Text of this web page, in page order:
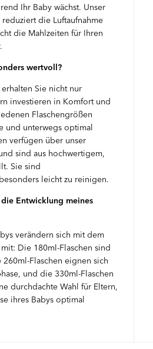
Ihr Baby wächst. Unser
die Luftaufnahme
die Mahlzeiten für Ihren
wertvoll?
Sie nicht nur
investieren in Komfort und
Flaschengrößen
und unterwegs optimal
verfügen über unser
sind aus hochwertigem,
Sie sind
leicht zu reinigen.
Entwicklung meines
verändern sich mit dem
Die 180ml-Flaschen sind
Flaschen eignen sich
und die 330ml-Flaschen
durchdachte Wahl für Eltern,
ihres Babys optimal